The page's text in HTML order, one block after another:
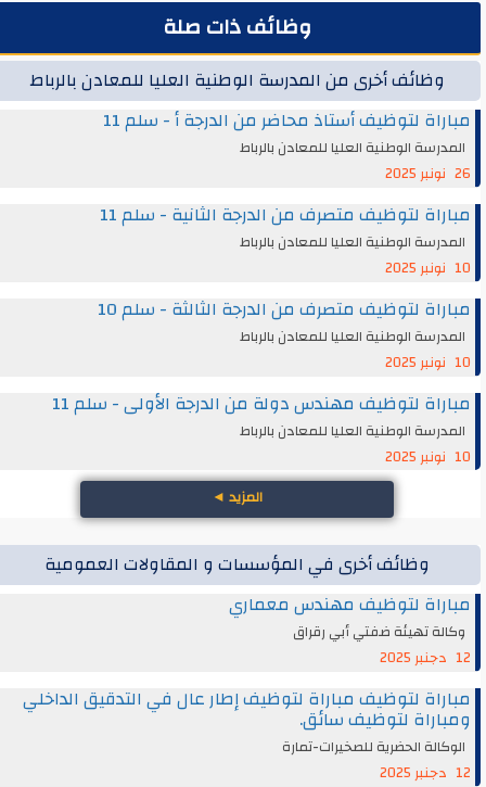
وظائف ذات صلة
وظائف أخرى من المدرسة الوطنية العليا للمعادن بالرباط
مباراة لتوظيف أستاذ محاضر من الدرجة أ - سلم 11
المدرسة الوطنية العليا للمعادن بالرباط
26 نونبر 2025
مباراة لتوظيف متصرف من الدرجة الثانية - سلم 11
المدرسة الوطنية العليا للمعادن بالرباط
10 نونبر 2025
مباراة لتوظيف متصرف من الدرجة الثالثة - سلم 10
المدرسة الوطنية العليا للمعادن بالرباط
10 نونبر 2025
مباراة لتوظيف مهندس دولة من الدرجة الأولى - سلم 11
المدرسة الوطنية العليا للمعادن بالرباط
10 نونبر 2025
المزيد◄
وظائف أخرى في المؤسسات و المقاولات العمومية
مباراة لتوظيف مهندس معماري
وكالة تهيئة ضفتي أبي رقراق
12 دجنبر 2025
مباراة لتوظيف مباراة لتوظيف إطار عال في التدقيق الداخلي
ومباراة لتوظيف سائق.
الوكالة الحضرية للصخيرات-تمارة
12 دجنبر 2025